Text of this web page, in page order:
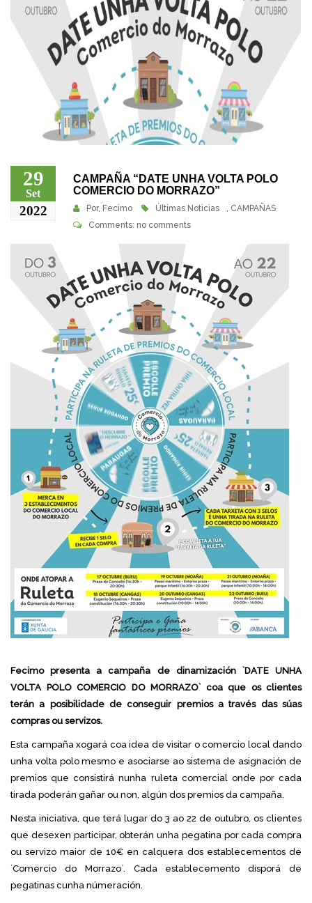
29
Set
2022
CAMPAÑA “DATE UNHA VOLTA POLO
COMERCIO DO MORRAZO”
Por, Fecimo Últimas Noticias , CAMPAÑAS
Comments: no comments
Fecimo presenta a campaña de dinamización `DATE UNHA
VOLTA POLO COMERCIO DO MORRAZO` coa que os clientes
terán a posibilidade de conseguir premios a través das súas
compras ou servizos.
Esta campaña xogará coa idea de visitar o comercio local dando
unha volta polo mesmo e asociarse ao sistema de asignación de
premios que consistirá nunha ruleta comercial onde por cada
tirada poderán gañar ou non, algún dos premios da campaña.
Nesta iniciativa, que terá lugar do 3 ao 22 de outubro, os clientes
que desexen participar, obterán unha pegatina por cada compra
ou servizo maior de 10€ en calquera dos establecementos de
`Comercio do Morrazo`. Cada establecemento disporá de
pegatinas cunha númeración.